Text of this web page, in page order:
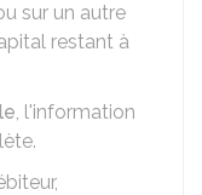
sur un autre
restant à
, l'information